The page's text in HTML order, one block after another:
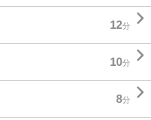
12分 
10分 
8分 